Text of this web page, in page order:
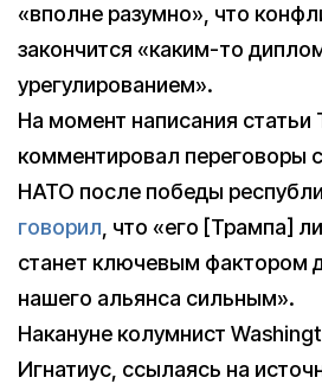
«вполне разумно», что
закончится «каким-то
урегулированием».
На момент написания статьи
комментировал переговоры
НАТО после победы
говорил, что «его [Трампа]
станет ключевым фактором
нашего альянса сильным».
Накануне колумнист
Игнатиус, ссылаясь на